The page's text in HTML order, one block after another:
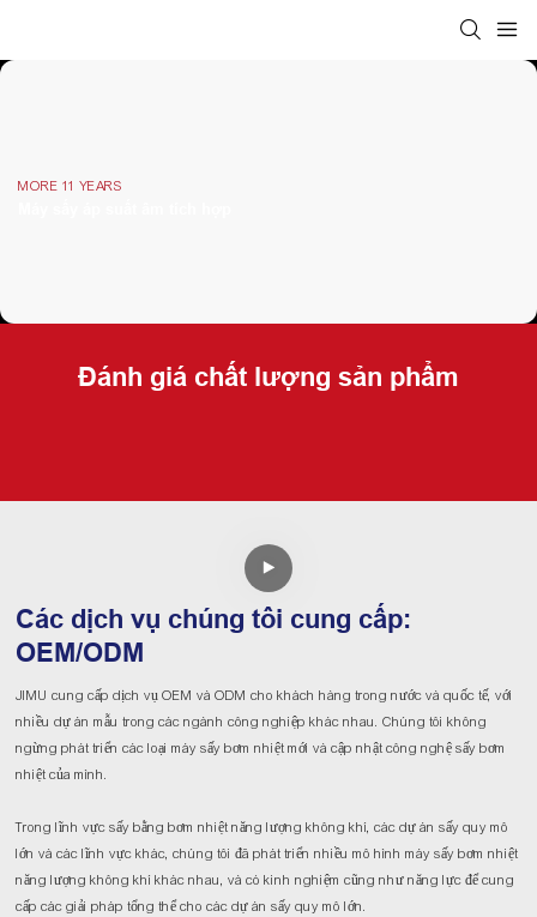
MORE 11 YEARS
Đánh giá chất lượng sản phẩm
Các dịch vụ chúng tôi cung cấp:
OEM/ODM
JIMU cung cấp dịch vụ OEM và ODM cho khách hàng trong nước và quốc tế, với
nhiều dự án mẫu trong các ngành công nghiệp khác nhau. Chúng tôi không
ngừng phát triển các loại máy sấy bơm nhiệt mới và cập nhật công nghệ sấy bơm
nhiệt của mình.
Trong lĩnh vực sấy bằng bơm nhiệt năng lượng không khí, các dự án sấy quy mô
lớn và các lĩnh vực khác, chúng tôi đã phát triển nhiều mô hình máy sấy bơm nhiệt
năng lượng không khí khác nhau, và có kinh nghiệm cũng như năng lực để cung
cấp các giải pháp tổng thể cho các dự án sấy quy mô lớn.